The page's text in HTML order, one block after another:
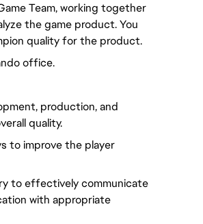
Team, working together
the game product. You
quality for the product.
office.
production, and
quality.
to improve the player
to effectively communicate
with appropriate